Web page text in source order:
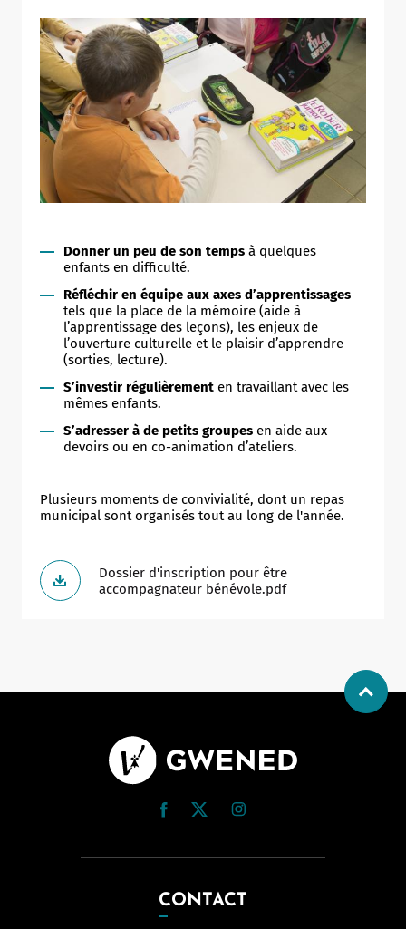
Donner un peu de son temps à quelques
enfants en difficulté.
Réfléchir en équipe aux axes d’apprentissages
tels que la place de la mémoire (aide à
l’apprentissage des leçons), les enjeux de
l’ouverture culturelle et le plaisir d’apprendre
(sorties, lecture).
S’investir régulièrement en travaillant avec les
mêmes enfants.
S’adresser à de petits groupes en aide aux
devoirs ou en co-animation d’ateliers.
Plusieurs moments de convivialité, dont un repas
municipal sont organisés tout au long de l'année.
Dossier d'inscription pour être
accompagnateur bénévole.pdf
CONTACT